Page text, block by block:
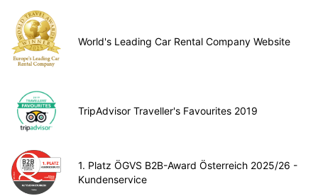
World's Leading Car Rental Company Website
TripAdvisor Traveller's Favourites 2019
1. Platz ÖGVS B2B-Award Österreich 2025/26 -
Kundenservice